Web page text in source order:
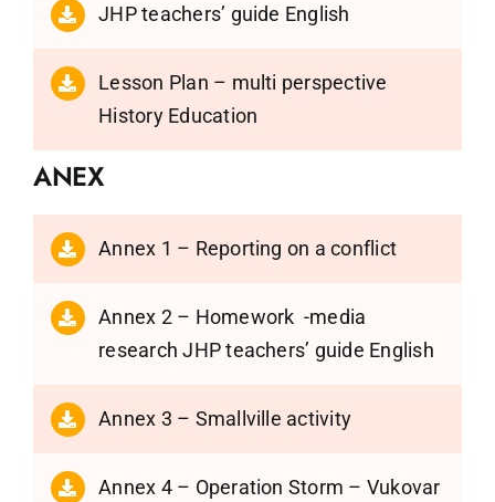
JHP teachers’ guide English
Lesson Plan – multi perspective
History Education
ANEX
Annex 1 – Reporting on a conflict
Annex 2 – Homework -media
research JHP teachers’ guide English
Annex 3 – Smallville activity
Annex 4 – Operation Storm – Vukovar